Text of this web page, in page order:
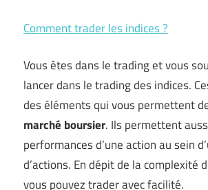
Comment trader les indices ?
Vous êtes dans le trading et vous
lancer dans le trading des indices.
des éléments qui vous permettent
marché boursier. Ils permettent
performances d’une action au sein
d’actions. En dépit de la complexité
vous pouvez trader avec facilité.